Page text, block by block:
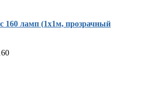
160 ламп (1х1м, прозрачный